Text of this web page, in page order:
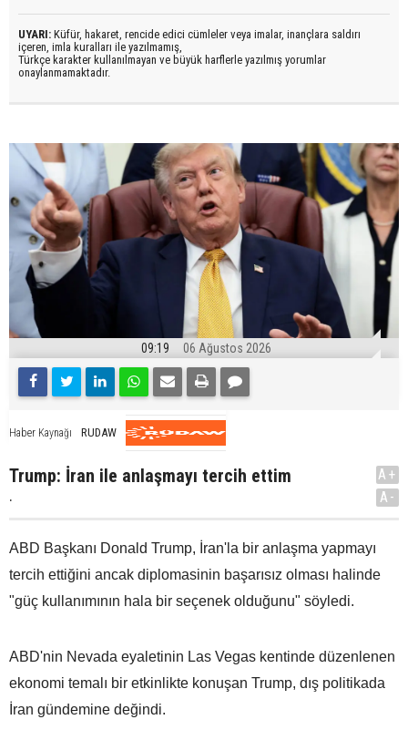
UYARI: Küfür, hakaret, rencide edici cümleler veya imalar, inançlara saldırı
içeren, imla kuralları ile yazılmamış,
Türkçe karakter kullanılmayan ve büyük harflerle yazılmış yorumlar
onaylanmamaktadır.
09:19 06 Ağustos 2026
Haber Kaynağı RUDAW
Trump: İran ile anlaşmayı tercih ettim
.
A+
A-
ABD Başkanı Donald Trump, İran'la bir anlaşma yapmayı
tercih ettiğini ancak diplomasinin başarısız olması halinde
"güç kullanımının hala bir seçenek olduğunu" söyledi.
ABD'nin Nevada eyaletinin Las Vegas kentinde düzenlenen
ekonomi temalı bir etkinlikte konuşan Trump, dış politikada
İran gündemine değindi.